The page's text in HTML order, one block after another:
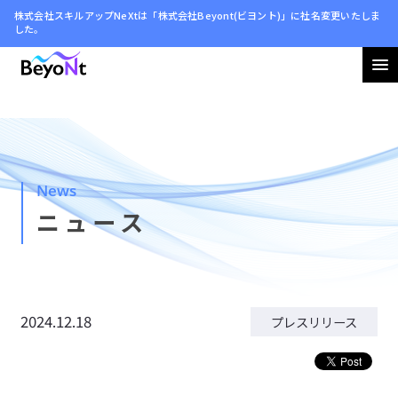
株式会社スキルアップNeXtは「株式会社Beyont(ビヨント)」に社名変更いたしま
した。
ニュース
サステナビリティ
採用情報
News
ニュース
2024.12.18 プレスリリース